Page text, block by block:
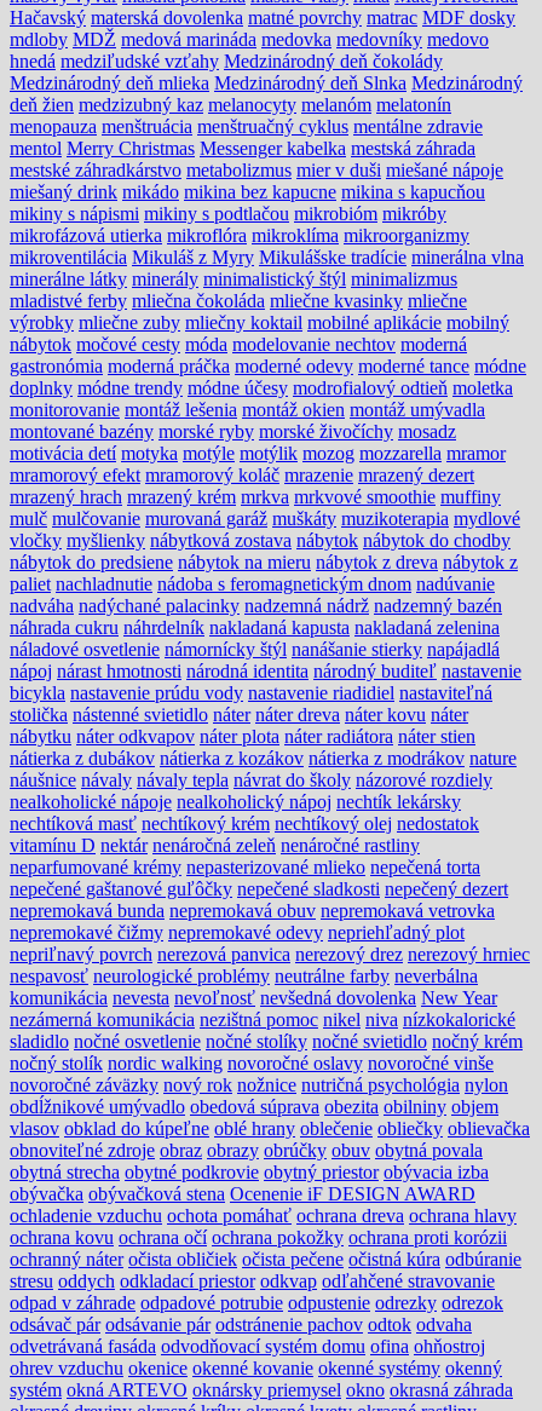
Hačavský materská dovolenka matné povrchy matrac MDF dosky
mdloby MDŽ medová marináda medovka medovníky medovo
hnedá medziľudské vzťahy Medzinárodný deň čokolády
Medzinárodný deň mlieka Medzinárodný deň Slnka Medzinárodný
deň žien medzizubný kaz melanocyty melanóm melatonín
menopauza menštruácia menštruačný cyklus mentálne zdravie
mentol Merry Christmas Messenger kabelka mestská záhrada
mestské záhradkárstvo metabolizmus mier v duši miešané nápoje
miešaný drink mikádo mikina bez kapucne mikina s kapucňou
mikiny s nápismi mikiny s podtlačou mikrobióm mikróby
mikrofázová utierka mikroflóra mikroklíma mikroorganizmy
mikroventilácia Mikuláš z Myry Mikulášske tradície minerálna vlna
minerálne látky minerály minimalistický štýl minimalizmus
mladistvé ferby mliečna čokoláda mliečne kvasinky mliečne
výrobky mliečne zuby mliečny koktail mobilné aplikácie mobilný
nábytok močové cesty móda modelovanie nechtov moderná
gastronómia moderná práčka moderné odevy moderné tance módne
doplnky módne trendy módne účesy modrofialový odtieň moletka
monitorovanie montáž lešenia montáž okien montáž umývadla
montované bazény morské ryby morské živočíchy mosadz
motivácia detí motyka motýle motýlik mozog mozzarella mramor
mramorový efekt mramorový koláč mrazenie mrazený dezert
mrazený hrach mrazený krém mrkva mrkvové smoothie muffiny
mulč mulčovanie murovaná garáž muškáty muzikoterapia mydlové
vločky myšlienky nábytková zostava nábytok nábytok do chodby
nábytok do predsiene nábytok na mieru nábytok z dreva nábytok z
paliet nachladnutie nádoba s feromagnetickým dnom nadúvanie
nadváha nadýchané palacinky nadzemná nádrž nadzemný bazén
náhrada cukru náhrdelník nakladaná kapusta nakladaná zelenina
náladové osvetlenie námornícky štýl nanášanie stierky napájadlá
nápoj nárast hmotnosti národná identita národný buditeľ nastavenie
bicykla nastavenie prúdu vody nastavenie riadidiel nastaviteľná
stolička nástenné svietidlo náter náter dreva náter kovu náter
nábytku náter odkvapov náter plota náter radiátora náter stien
nátierka z dubákov nátierka z kozákov nátierka z modrákov nature
náušnice návaly návaly tepla návrat do školy názorové rozdiely
nealkoholické nápoje nealkoholický nápoj nechtík lekársky
nechtíková masť nechtíkový krém nechtíkový olej nedostatok
vitamínu D nektár nenáročná zeleň nenáročné rastliny
neparfumované krémy nepasterizované mlieko nepečená torta
nepečené gaštanové guľôčky nepečené sladkosti nepečený dezert
nepremokavá bunda nepremokavá obuv nepremokavá vetrovka
nepremokavé čižmy nepremokavé odevy nepriehľadný plot
nepriľnavý povrch nerezová panvica nerezový drez nerezový hrniec
nespavosť neurologické problémy neutrálne farby neverbálna
komunikácia nevesta nevoľnosť nevšedná dovolenka New Year
nezámerná komunikácia nezištná pomoc nikel niva nízkokalorické
sladidlo nočné osvetlenie nočné stolíky nočné svietidlo nočný krém
nočný stolík nordic walking novoročné oslavy novoročné vinše
novoročné záväzky nový rok nožnice nutričná psychológia nylon
obdĺžnikové umývadlo obedová súprava obezita obilniny objem
vlasov obklad do kúpeľne oblé hrany oblečenie obliečky oblievačka
obnoviteľné zdroje obraz obrazy obrúčky obuv obytná povala
obytná strecha obytné podkrovie obytný priestor obývacia izba
obývačka obývačková stena Ocenenie iF DESIGN AWARD
ochladenie vzduchu ochota pomáhať ochrana dreva ochrana hlavy
ochrana kovu ochrana očí ochrana pokožky ochrana proti korózii
ochranný náter očista obličiek očista pečene očistná kúra odbúranie
stresu oddych odkladací priestor odkvap odľahčené stravovanie
odpad v záhrade odpadové potrubie odpustenie odrezky odrezok
odsávač pár odsávanie pár odstránenie pachov odtok odvaha
odvetrávaná fasáda odvodňovací systém domu ofina ohňostroj
ohrev vzduchu okenice okenné kovanie okenné systémy okenný
systém okná ARTEVO oknársky priemysel okno okrasná záhrada